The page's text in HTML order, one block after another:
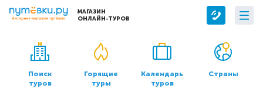
МАГАЗИН
ОНЛАЙН-ТУРОВ
Сервисы
Бронирование отелей
Трансфер
О компании
О нас
Контакты
Поиск
туров
Горящие
туры
Календарь
туров
Страны